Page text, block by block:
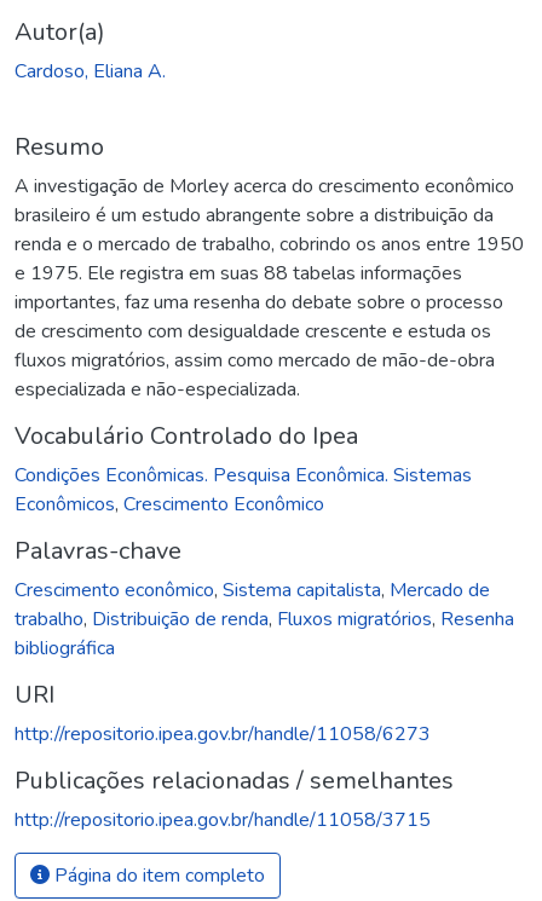
Autor(a)
Cardoso, Eliana A.
Resumo
A investigação de Morley acerca do crescimento econômico
brasileiro é um estudo abrangente sobre a distribuição da
renda e o mercado de trabalho, cobrindo os anos entre 1950
e 1975. Ele registra em suas 88 tabelas informações
importantes, faz uma resenha do debate sobre o processo
de crescimento com desigualdade crescente e estuda os
fluxos migratórios, assim como mercado de mão-de-obra
especializada e não-especializada.
Vocabulário Controlado do Ipea
Condições Econômicas. Pesquisa Econômica. Sistemas
Econômicos, Crescimento Econômico
Palavras-chave
Crescimento econômico, Sistema capitalista, Mercado de
trabalho, Distribuição de renda, Fluxos migratórios, Resenha
bibliográfica
URI
http://repositorio.ipea.gov.br/handle/11058/6273
Publicações relacionadas / semelhantes
http://repositorio.ipea.gov.br/handle/11058/3715
Página do item completo